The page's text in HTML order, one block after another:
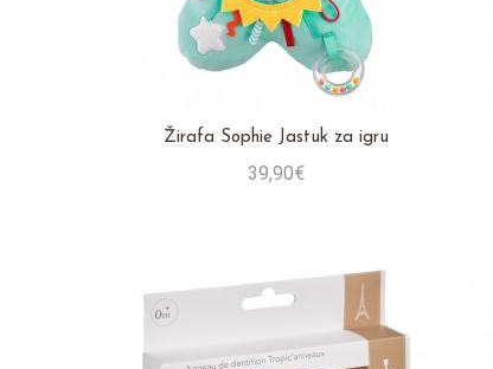
Žirafa Sophie Jastuk za igru
39,90€